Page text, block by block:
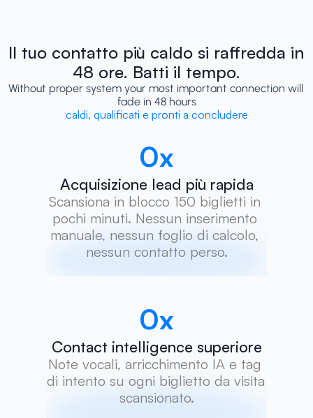
Il tuo contatto più caldo si raffredda in
48 ore. Batti il tempo.
Without proper system your most important connection will
fade in 48 hours
caldi, qualificati e pronti a concludere
0x
Acquisizione lead più rapida
Scansiona in blocco 150 biglietti in
pochi minuti. Nessun inserimento
manuale, nessun foglio di calcolo,
nessun contatto perso.
0x
Contact intelligence superiore
Note vocali, arricchimento IA e tag
di intento su ogni biglietto da visita
scansionato.